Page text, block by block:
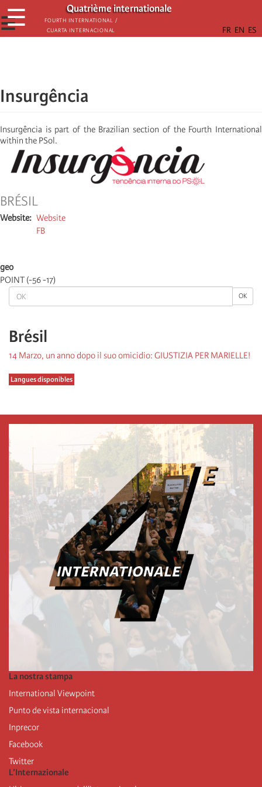
Skip
to
main
Quatrième internationale
Fourth International /
Cuarta Internacional
☰
☰
OK OK
Brésil
14 Marzo, un anno dopo il suo omicidio: GIUSTIZIA PER MARIELLE!
Langues disponibles
Insurgência
Insurgência is part of the Brazilian section of the Fourth International
within the PSol.
BRÉSIL
Website
Website
FB
geo
POINT (-56 -17)
La nostra stampa
International Viewpoint
Punto de vista internacional
Inprecor
Facebook
Twitter
L’Internazionale